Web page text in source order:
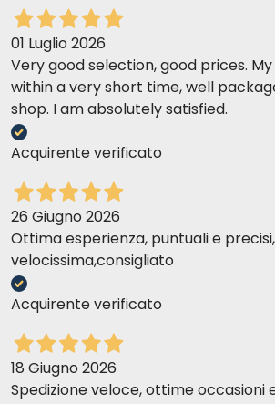
01 Luglio 2026
Very good selection, good prices.
within a very short time, well
shop. I am absolutely satisfied.
Acquirente verificato
26 Giugno 2026
Ottima esperienza, puntuali e
velocissima,consigliato
Acquirente verificato
18 Giugno 2026
Spedizione veloce, ottime occasioni